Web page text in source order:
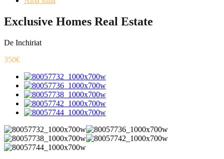
Exclusive Homes Real Estate
De Inchiriat
350€